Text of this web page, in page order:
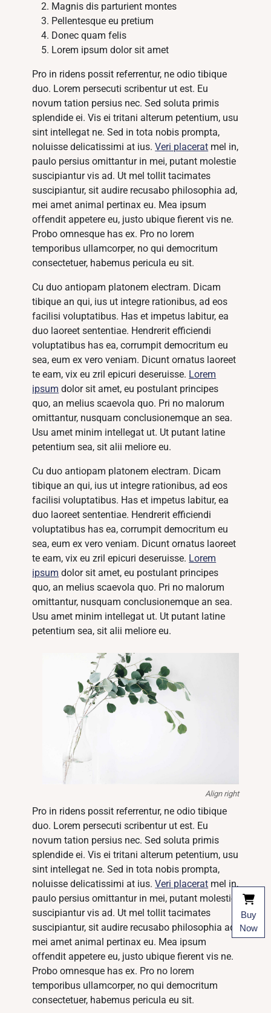
Magnis dis parturient montes
Pellentesque eu pretium
Donec quam felis
Lorem ipsum dolor sit amet
Pro in ridens possit referrentur, ne odio tibique
duo. Lorem persecuti scribentur ut est. Eu
novum tation persius nec. Sed soluta primis
splendide ei. Vis ei tritani alterum petentium, usu
sint intellegat ne. Sed in tota nobis prompta,
noluisse delicatissimi at ius.Veri placerat mel in,
paulo persius omittantur in mei, putant molestie
suscipiantur vis ad. Ut mel tollit tacimates
suscipiantur, sit audire recusabo philosophia ad,
mei amet animal pertinax eu. Mea ipsum
offendit appetere eu, justo ubique fierent vis ne.
Probo omnesque has ex. Pro no lorem
temporibus ullamcorper, no qui democritum
consectetuer, habemus pericula eu sit.
Cu duo antiopam platonem electram. Dicam
tibique an qui, ius ut integre rationibus, ad eos
facilisi voluptatibus. Has et impetus labitur, ea
duo laoreet sententiae. Hendrerit efficiendi
voluptatibus has ea, corrumpit democritum eu
sea, eum ex vero veniam. Dicunt ornatus laoreet
te eam, vix eu zril epicuri deseruisse. Lorem
ipsum dolor sit amet, eu postulant principes
quo, an melius scaevola quo. Pri no malorum
omittantur, nusquam conclusionemque an sea.
Usu amet minim intellegat ut. Ut putant latine
petentium sea, sit alii meliore eu.
Cu duo antiopam platonem electram. Dicam
tibique an qui, ius ut integre rationibus, ad eos
facilisi voluptatibus. Has et impetus labitur, ea
duo laoreet sententiae. Hendrerit efficiendi
voluptatibus has ea, corrumpit democritum eu
sea, eum ex vero veniam. Dicunt ornatus laoreet
te eam, vix eu zril epicuri deseruisse. Lorem
ipsum dolor sit amet, eu postulant principes
quo, an melius scaevola quo. Pri no malorum
omittantur, nusquam conclusionemque an sea.
Usu amet minim intellegat ut. Ut putant latine
petentium sea, sit alii meliore eu.
Align right
Pro in ridens possit referrentur, ne odio tibique
duo. Lorem persecuti scribentur ut est. Eu
novum tation persius nec. Sed soluta primis
splendide ei. Vis ei tritani alterum petentium, usu
sint intellegat ne. Sed in tota nobis prompta,
noluisse delicatissimi at ius.Veri placerat mel in,
paulo persius omittantur in mei, putant molestie
suscipiantur vis ad. Ut mel tollit tacimates
suscipiantur, sit audire recusabo philosophia ad,
mei amet animal pertinax eu. Mea ipsum
offendit appetere eu, justo ubique fierent vis ne.
Probo omnesque has ex. Pro no lorem
temporibus ullamcorper, no qui democritum
consectetuer, habemus pericula eu sit.
Buy
Now